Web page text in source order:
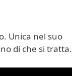
Unica nel suo
di che si tratta.